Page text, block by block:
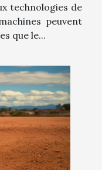
technologies de
peuvent
que le...